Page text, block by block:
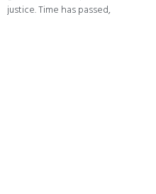
justice. Time has passed,